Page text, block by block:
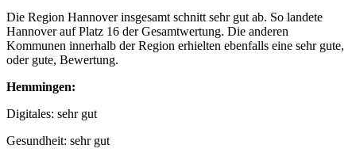
Die Region Hannover insgesamt schnitt sehr gut ab. So landete
Hannover auf Platz 16 der Gesamtwertung. Die anderen
Kommunen innerhalb der Region erhielten ebenfalls eine sehr gute,
oder gute, Bewertung.
Hemmingen:
Digitales: sehr gut
Gesundheit: sehr gut